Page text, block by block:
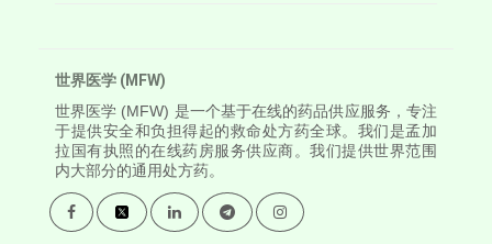
世界医学 (MFW)
世界医学 (MFW) 是一个基于在线的药品供应服务，专注
于提供安全和负担得起的救命处方药全球。我们是孟加
拉国有执照的在线药房服务供应商。我们提供世界范围
内大部分的通用处方药。